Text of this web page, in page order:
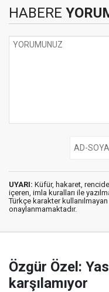
HABERE
UYARI: Küfür, hakaret,
içeren, imla kuralları ile
Türkçe karakter
onaylanmamaktadır.
Özgür Özel:
karşılamıyor